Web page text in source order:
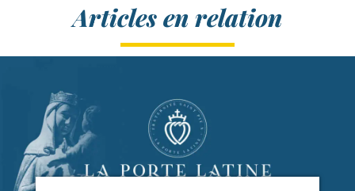
Articles en relation